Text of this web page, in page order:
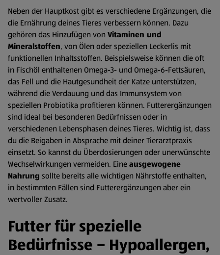
Neben der Hauptkost gibt es verschiedene Ergänzungen, die
die Ernährung deines Tieres verbessern können. Dazu
gehören das Hinzufügen von Vitaminen und
Mineralstoffen, von Ölen oder speziellen Leckerlis mit
funktionellen Inhaltsstoffen. Beispielsweise können die oft
in Fischöl enthaltenen Omega-3- und Omega-6-Fettsäuren,
das Fell und die Hautgesundheit der Katze unterstützen,
während die Verdauung und das Immunsystem von
speziellen Probiotika profitieren können. Futterergänzungen
sind ideal bei besonderen Bedürfnissen oder in
verschiedenen Lebensphasen deines Tieres. Wichtig ist, dass
du die Beigaben in Absprache mit deiner Tierarztpraxis
einsetzt. So kannst du Überdosierungen oder unerwünschte
Wechselwirkungen vermeiden. Eineausgewogene
Nahrung sollte bereits alle wichtigen Nährstoffe enthalten,
in bestimmten Fällen sind Futterergänzungen aber ein
wertvoller Zusatz.
Futter für spezielle
Bedürfnisse – Hypoallergen,